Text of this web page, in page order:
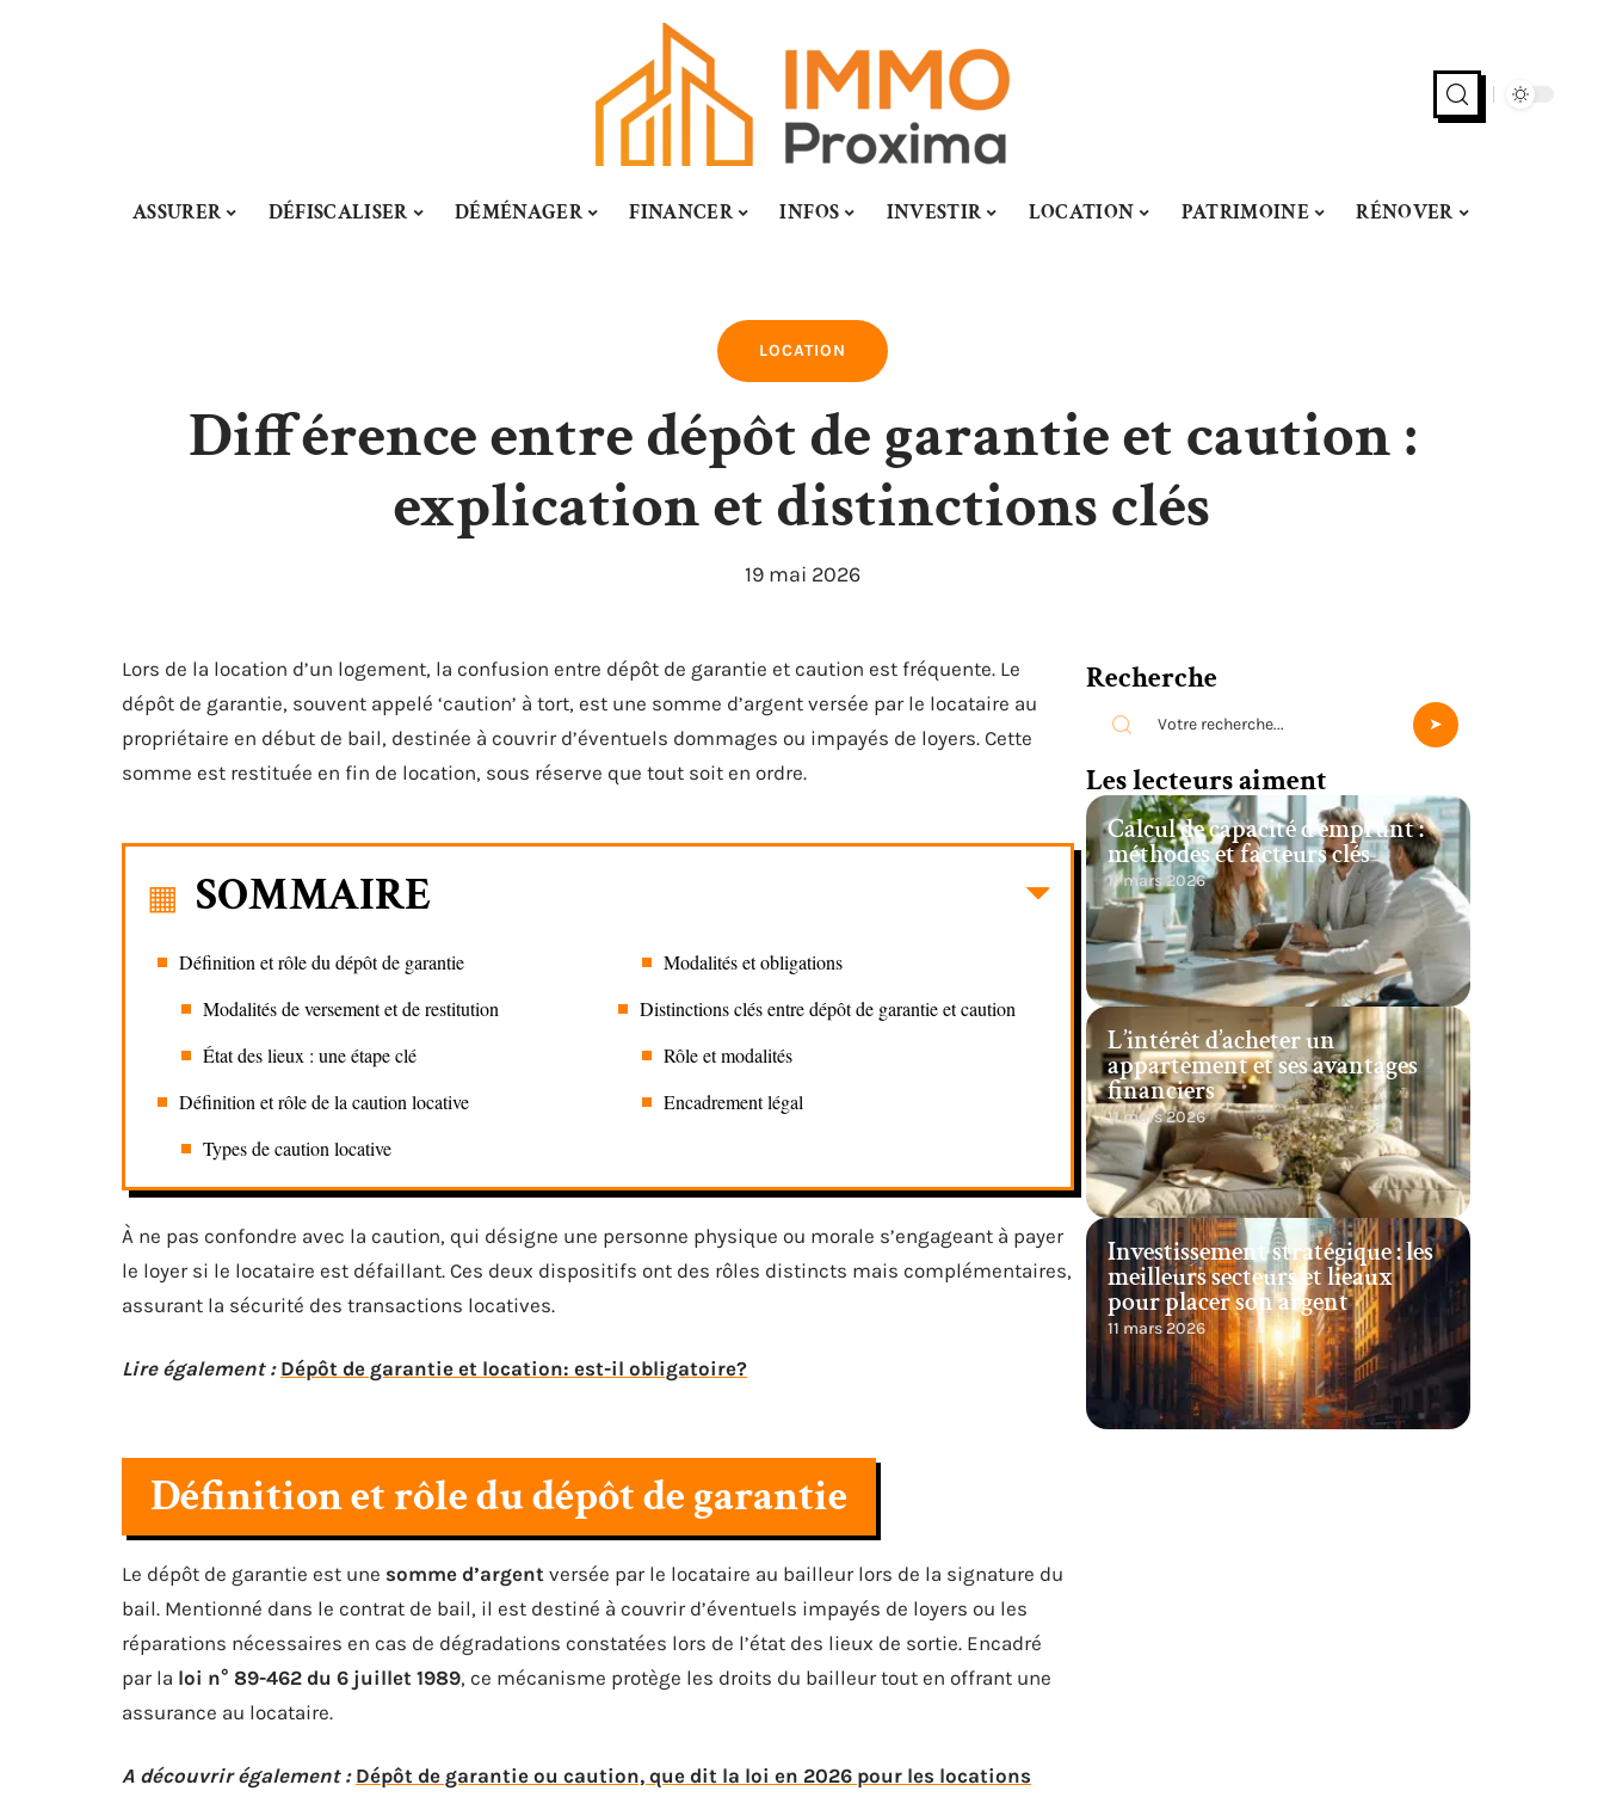
ASSURER DÉFISCALISER DÉMÉNAGER FINANCER INFOS INVESTIR LOCATION PATRIMOINE RÉNOVER
LOCATION
Différence entre dépôt de garantie et caution :
explication et distinctions clés
19 mai 2026
Lors de la location d’un logement, la confusion entre dépôt de garantie et caution est fréquente. Le
dépôt de garantie, souvent appelé ‘caution’ à tort, est une somme d’argent versée par le locataire au
propriétaire en début de bail, destinée à couvrir d’éventuels dommages ou impayés de loyers. Cette
somme est restituée en fin de location, sous réserve que tout soit en ordre.
SOMMAIRE
Définition et rôle du dépôt de garantie
Modalités de versement et de restitution
État des lieux : une étape clé
Définition et rôle de la caution locative
Types de caution locative
Modalités et obligations
Distinctions clés entre dépôt de garantie et caution
Rôle et modalités
Encadrement légal
À ne pas confondre avec la caution, qui désigne une personne physique ou morale s’engageant à payer
le loyer si le locataire est défaillant. Ces deux dispositifs ont des rôles distincts mais complémentaires,
assurant la sécurité des transactions locatives.
Lire également : Dépôt de garantie et location: est-il obligatoire?
Définition et rôle du dépôt de garantie
Le dépôt de garantie est une somme d’argent versée par le locataire au bailleur lors de la signature du
bail. Mentionné dans le contrat de bail, il est destiné à couvrir d’éventuels impayés de loyers ou les
réparations nécessaires en cas de dégradations constatées lors de l’état des lieux de sortie. Encadré
par la loi n° 89-462 du 6 juillet 1989, ce mécanisme protège les droits du bailleur tout en offrant une
assurance au locataire.
A découvrir également : Dépôt de garantie ou caution, que dit la loi en 2026 pour les locations
Recherche
Les lecteurs aiment
Calcul de capacité d’emprunt :
méthodes et facteurs clés
11 mars 2026
L’intérêt d’acheter un
appartement et ses avantages
financiers
11 mars 2026
Investissement stratégique : les
meilleurs secteurs et lieaux
pour placer son argent
11 mars 2026